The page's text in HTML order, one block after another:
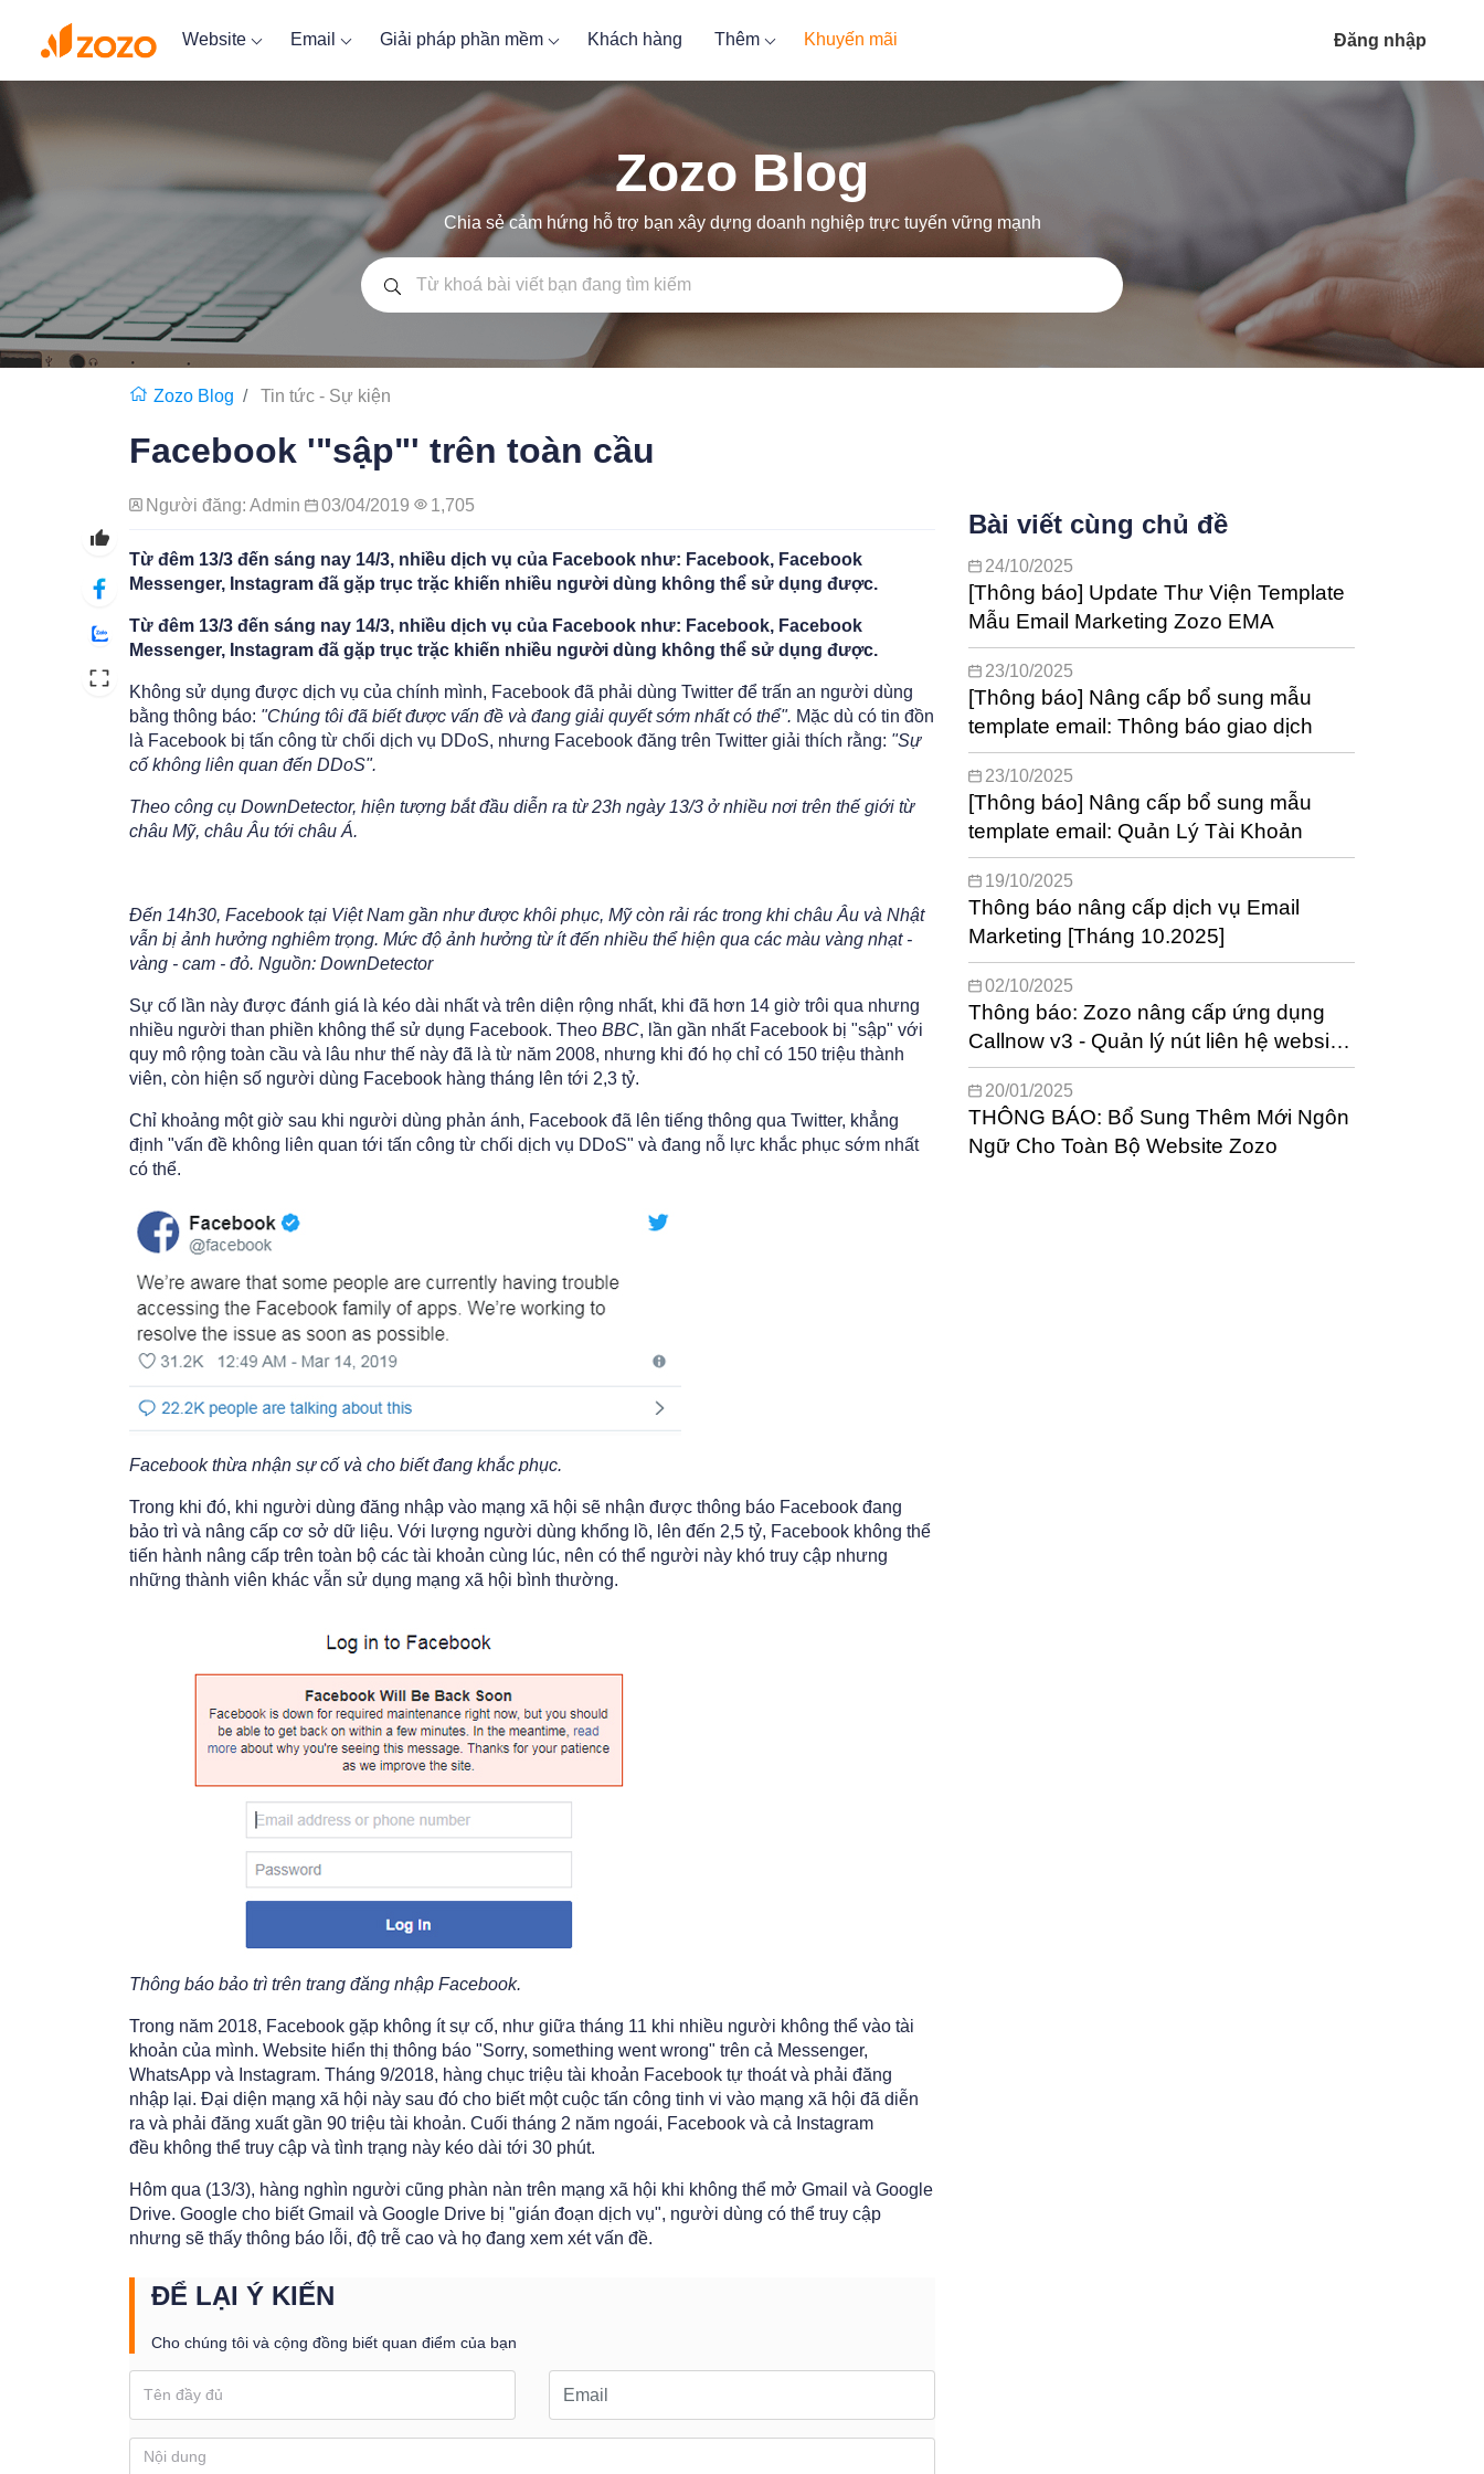
Website Email Giải pháp phần mềm Khách hàng Thêm Khuyến mãi Đăng nhập
Zozo Blog
Chia sẻ cảm hứng hỗ trợ bạn xây dựng doanh nghiệp trực tuyến vững mạnh
Zozo Blog Tin tức - Sự kiện
Facebook '"sập"' trên toàn cầu
Người đăng: Admin 03/04/2019 1,705
Từ đêm 13/3 đến sáng nay 14/3, nhiều dịch vụ của Facebook như: Facebook, Facebook
Messenger, Instagram đã gặp trục trặc khiến nhiều người dùng không thể sử dụng được.
Từ đêm 13/3 đến sáng nay 14/3, nhiều dịch vụ của Facebook như: Facebook, Facebook
Messenger, Instagram đã gặp trục trặc khiến nhiều người dùng không thể sử dụng được.
Không sử dụng được dịch vụ của chính mình, Facebook đã phải dùng Twitter để trấn an người dùng
bằng thông báo: "Chúng tôi đã biết được vấn đề và đang giải quyết sớm nhất có thể". Mặc dù có tin đồn
là Facebook bị tấn công từ chối dịch vụ DDoS, nhưng Facebook đăng trên Twitter giải thích rằng: "Sự
cố không liên quan đến DDoS".
Theo công cụ DownDetector, hiện tượng bắt đầu diễn ra từ 23h ngày 13/3 ở nhiều nơi trên thế giới từ
châu Mỹ, châu Âu tới châu Á.
Đến 14h30, Facebook tại Việt Nam gần như được khôi phục, Mỹ còn rải rác trong khi châu Âu và Nhật
vẫn bị ảnh hưởng nghiêm trọng. Mức độ ảnh hưởng từ ít đến nhiều thể hiện qua các màu vàng nhạt -
vàng - cam - đỏ. Nguồn: DownDetector
Sự cố lần này được đánh giá là kéo dài nhất và trên diện rộng nhất, khi đã hơn 14 giờ trôi qua nhưng
nhiều người than phiền không thể sử dụng Facebook. Theo BBC, lần gần nhất Facebook bị "sập" với
quy mô rộng toàn cầu và lâu như thế này đã là từ năm 2008, nhưng khi đó họ chỉ có 150 triệu thành
viên, còn hiện số người dùng Facebook hàng tháng lên tới 2,3 tỷ.
Chỉ khoảng một giờ sau khi người dùng phản ánh, Facebook đã lên tiếng thông qua Twitter, khẳng
định "vấn đề không liên quan tới tấn công từ chối dịch vụ DDoS" và đang nỗ lực khắc phục sớm nhất
có thể.
Facebook thừa nhận sự cố và cho biết đang khắc phục.
Trong khi đó, khi người dùng đăng nhập vào mạng xã hội sẽ nhận được thông báo Facebook đang
bảo trì và nâng cấp cơ sở dữ liệu. Với lượng người dùng khổng lồ, lên đến 2,5 tỷ, Facebook không thể
tiến hành nâng cấp trên toàn bộ các tài khoản cùng lúc, nên có thể người này khó truy cập nhưng
những thành viên khác vẫn sử dụng mạng xã hội bình thường.
Thông báo bảo trì trên trang đăng nhập Facebook.
Trong năm 2018, Facebook gặp không ít sự cố, như giữa tháng 11 khi nhiều người không thể vào tài
khoản của mình. Website hiển thị thông báo "Sorry, something went wrong" trên cả Messenger,
WhatsApp và Instagram. Tháng 9/2018, hàng chục triệu tài khoản Facebook tự thoát và phải đăng
nhập lại. Đại diện mạng xã hội này sau đó cho biết một cuộc tấn công tinh vi vào mạng xã hội đã diễn
ra và phải đăng xuất gần 90 triệu tài khoản. Cuối tháng 2 năm ngoái, Facebook và cả Instagram
đều không thể truy cập và tình trạng này kéo dài tới 30 phút.
Hôm qua (13/3), hàng nghìn người cũng phàn nàn trên mạng xã hội khi không thể mở Gmail và Google
Drive. Google cho biết Gmail và Google Drive bị "gián đoạn dịch vụ", người dùng có thể truy cập
nhưng sẽ thấy thông báo lỗi, độ trễ cao và họ đang xem xét vấn đề.
ĐỂ LẠI Ý KIẾN
Cho chúng tôi và cộng đồng biết quan điểm của bạn
Bài viết cùng chủ đề
24/10/2025
[Thông báo] Update Thư Viện Template
Mẫu Email Marketing Zozo EMA
23/10/2025
[Thông báo] Nâng cấp bổ sung mẫu
template email: Thông báo giao dịch
23/10/2025
[Thông báo] Nâng cấp bổ sung mẫu
template email: Quản Lý Tài Khoản
19/10/2025
Thông báo nâng cấp dịch vụ Email
Marketing [Tháng 10.2025]
02/10/2025
Thông báo: Zozo nâng cấp ứng dụng
Callnow v3 - Quản lý nút liên hệ website
kết nối 21+ nền tảng phổ biến nhất
20/01/2025
THÔNG BÁO: Bổ Sung Thêm Mới Ngôn
Ngữ Cho Toàn Bộ Website Zozo